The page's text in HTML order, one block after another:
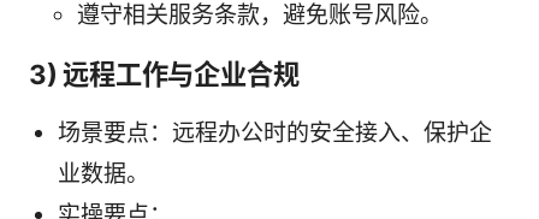
遵守相关服务条款，避免账号风险。
3) 远程工作与企业合规
场景要点：远程办公时的安全接入、保护企
业数据。